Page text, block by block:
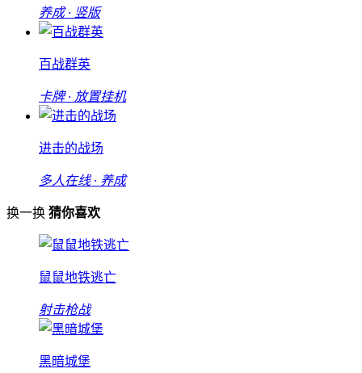
养成 · 竖版
百战群英
卡牌 · 放置挂机
进击的战场
多人在线 · 养成
换一换 猜你喜欢
鼠鼠地铁逃亡
射击枪战
黑暗城堡